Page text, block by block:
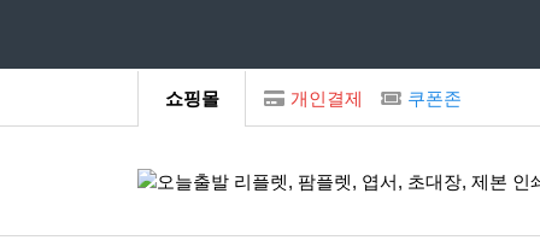
모
쇼핑몰 개인결제 쿠폰존